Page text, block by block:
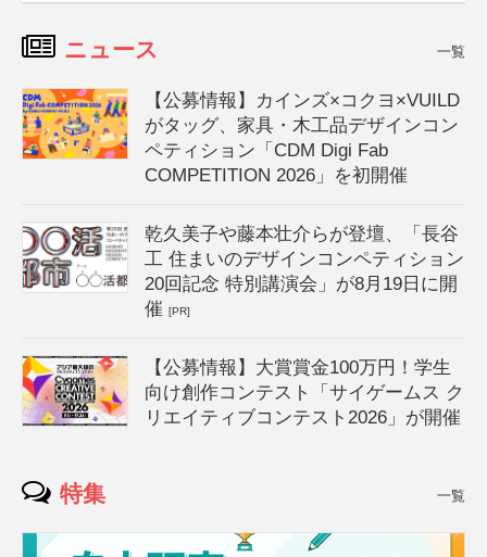
ニュース 一覧
【公募情報】カインズ×コクヨ×VUILD
がタッグ、家具・木工品デザインコン
ペティション「CDM Digi Fab
COMPETITION 2026」を初開催
乾久美子や藤本壮介らが登壇、「長谷
工 住まいのデザインコンペティション
20回記念 特別講演会」が8月19日に開
催[PR]
【公募情報】大賞賞金100万円！学生
向け創作コンテスト「サイゲームス ク
リエイティブコンテスト2026」が開催
特集 一覧